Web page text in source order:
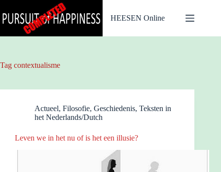
naar
de
HEESEN Online
Tag contextualisme
Actueel, Filosofie, Geschiedenis, Teksten in
het Nederlands/Dutch
Leven we in het nu of is het een illusie?